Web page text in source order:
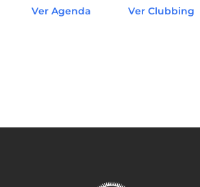
Ver Agenda Ver Clubbing